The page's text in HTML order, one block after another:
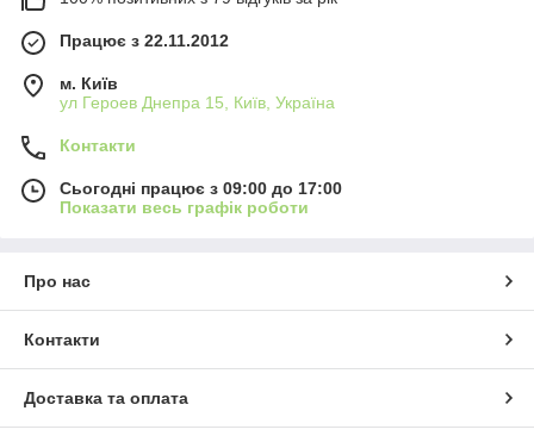
Працює з 22.11.2012
м. Київ
ул Героев Днепра 15, Київ, Україна
Контакти
Сьогодні працює з 09:00 до 17:00
Показати весь графік роботи
Про нас
Контакти
Доставка та оплата